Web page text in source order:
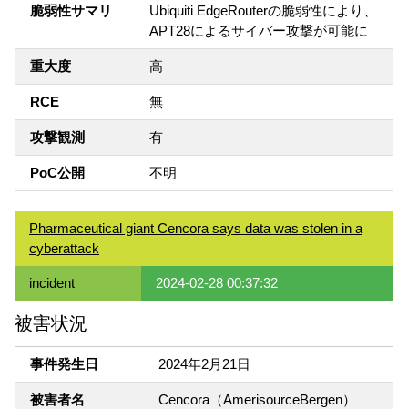
脆弱性サマリ
Ubiquiti EdgeRouterの脆弱性により、
APT28によるサイバー攻撃が可能に
重大度 高
RCE 無
攻撃観測 有
PoC公開 不明
Pharmaceutical giant Cencora says data was stolen in a
cyberattack
incident 2024-02-28 00:37:32
被害状況
事件発生日 2024年2月21日
被害者名 Cencora（AmerisourceBergen）